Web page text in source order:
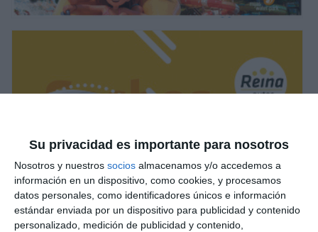
Su privacidad es importante para nosotros
Nosotros y nuestros socios almacenamos y/o accedemos a
información en un dispositivo, como cookies, y procesamos
datos personales, como identificadores únicos e información
estándar enviada por un dispositivo para publicidad y contenido
personalizado, medición de publicidad y contenido,